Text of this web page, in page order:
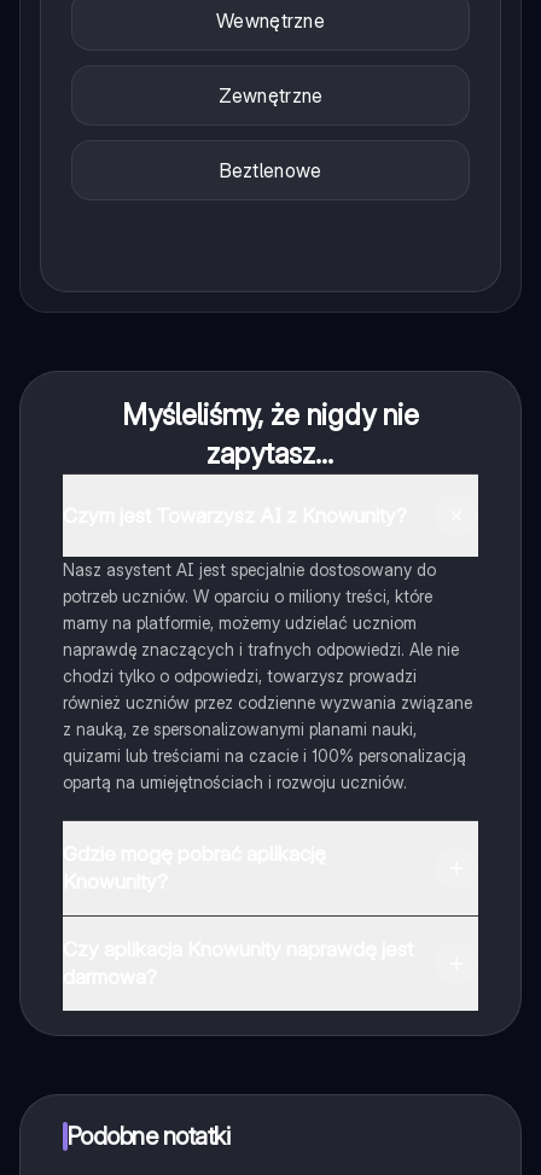
Wewnętrzne
Zewnętrzne
Beztlenowe
Myśleliśmy, że nigdy nie
zapytasz...
Nasz asystent AI jest specjalnie dostosowany do
potrzeb uczniów. W oparciu o miliony treści, które
mamy na platformie, możemy udzielać uczniom
naprawdę znaczących i trafnych odpowiedzi. Ale nie
chodzi tylko o odpowiedzi, towarzysz prowadzi
również uczniów przez codzienne wyzwania związane
z nauką, ze spersonalizowanymi planami nauki,
quizami lub treściami na czacie i 100% personalizacją
opartą na umiejętnościach i rozwoju uczniów.
które również możesz otrzymać za darmo. Dodatkowo
oferujemy usługę Knowunity Premium, która pozwala
Podobne notatki